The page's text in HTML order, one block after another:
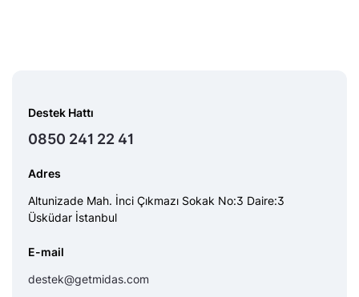
Destek Hattı
0850 241 22 41
Adres
Altunizade Mah. İnci Çıkmazı Sokak No:3 Daire:3
Üsküdar İstanbul
E-mail
destek@getmidas.com